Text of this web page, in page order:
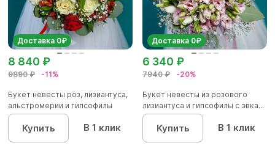
Доставка 0₽
9890 ₽ -11%
8 840 ₽
Букет невесты роз, лизиантуса,
альстромерии и гипсофилы
Купить В 1 клик
Доставка 0₽
7940 ₽ -20%
6 340 ₽
Букет невесты из розового
лизиантуса и гипсофилы с эвка...
Купить В 1 клик